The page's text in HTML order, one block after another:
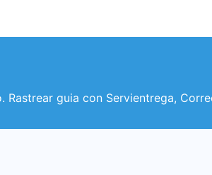
guia con Servientrega,